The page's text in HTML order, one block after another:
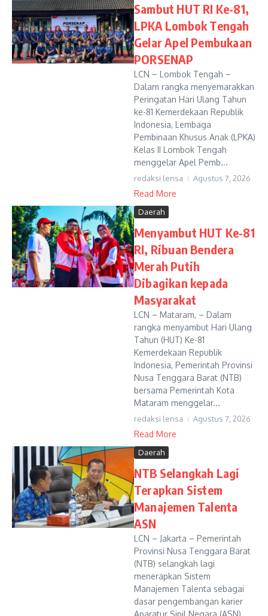
Sambut HUT RI Ke-81,
LPKA Lombok Tengah
Gelar Apel Pembukaan
PORSENAP
LCN – Lombok Tengah –
Dalam rangka menyemarakkan
Peringatan Hari Ulang Tahun
ke-81 Kemerdekaan Republik
Indonesia, Lembaga
Pembinaan Khusus Anak (LPKA)
Kelas II Lombok Tengah
menggelar Apel Pemb...
redaksi lensa Agustus 7, 2026
Read More
Daerah
Menyambut HUT Ke-81
RI, Ribuan Bendera
Merah Putih
Dibagikan kepada
Masyarakat
LCN – Mataram, – Dalam
rangka menyambut Hari Ulang
Tahun (HUT) Ke-81
Kemerdekaan Republik
Indonesia, Pemerintah Provinsi
Nusa Tenggara Barat (NTB)
bersama Pemerintah Kota
Mataram menggelar...
redaksi lensa Agustus 7, 2026
Read More
Daerah
NTB Selangkah Lagi
Terapkan Sistem
Manajemen Talenta
ASN
LCN – Jakarta – Pemerintah
Provinsi Nusa Tenggara Barat
(NTB) selangkah lagi
menerapkan Sistem
Manajemen Talenta sebagai
dasar pengembangan karier
Aparatur Sipil Negara (ASN).